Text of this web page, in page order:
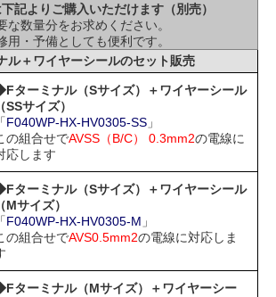
記よりご購入いただけます（別売）
な数量分をお求めください。
用・予備としても便利です。
ル＋ワイヤーシールのセット販売
ターミナル（Sサイズ）＋ワイヤーシール
（SSサイズ）
「F040WP-HX-HV0305-SS 」
の組合せでAVSS（B/C） 0.3mm2の電線に
応します
ターミナル（Sサイズ）＋ワイヤーシール
（Mサイズ）
「F040WP-HX-HV0305-M 」
の組合せでAVS0.5mm2の電線に対応しま
ターミナル（Mサイズ）＋ワイヤーシー